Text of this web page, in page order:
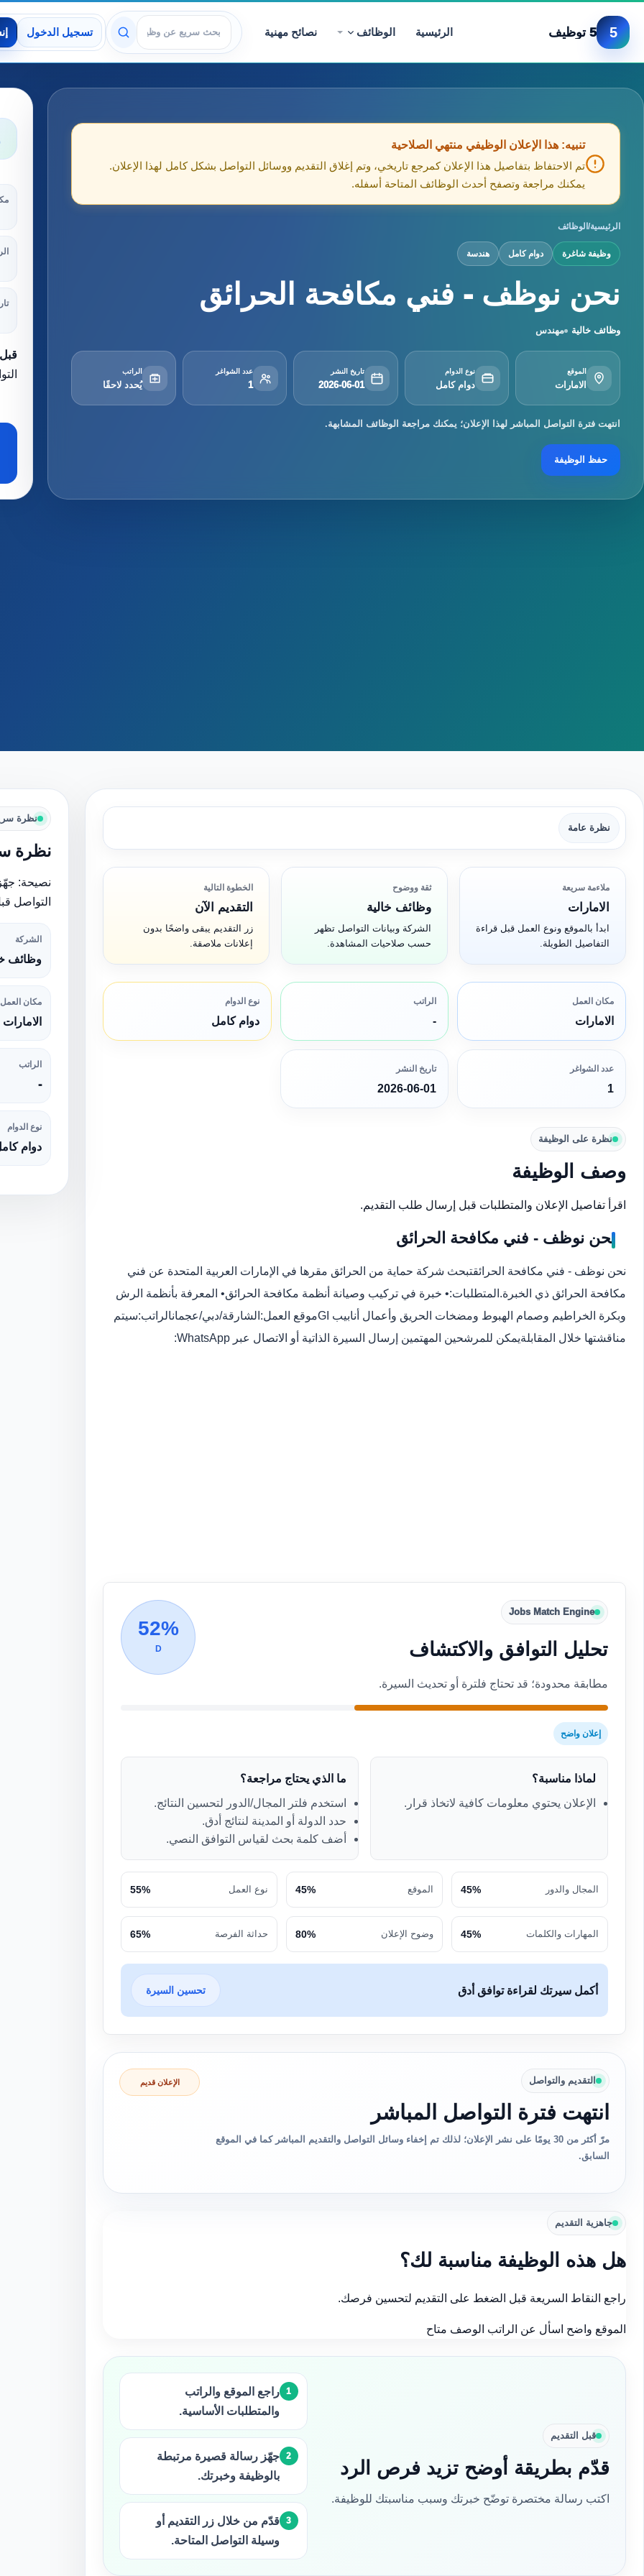
5 5 توظيف الرئيسية الوظائف نصائح مهنية
عرض الوظائف
تسجيل الدخول
تنبيه: هذا الإعلان الوظيفي منتهي الصلاحية
تم الاحتفاظ بتفاصيل هذا الإعلان كمرجع تاريخي، وتم إغلاق التقديم ووسائل التواصل بشكل كامل لهذا الإعلان.
يمكنك مراجعة وتصفح أحدث الوظائف المتاحة أسفله.
الرئيسية/ الوظائف
وظيفة شاغرة دوام كامل هندسة
نحن نوظف - فني مكافحة الحرائق
وظائف خالية مهندس
الموقع
الامارات
نوع الدوام
دوام كامل
تاريخ النشر
2026-06-01
عدد الشواغر
1
الراتب
يُحدد لاحقًا
انتهت فترة التواصل المباشر لهذا الإعلان؛ يمكنك مراجعة الوظائف المشابهة.
حفظ الوظيفة
نظرة عامة
ملاءمة سريعة
الامارات
ابدأ بالموقع ونوع العمل قبل قراءة
التفاصيل الطويلة.
ثقة ووضوح
وظائف خالية
الشركة وبيانات التواصل تظهر
حسب صلاحيات المشاهدة.
الخطوة التالية
التقديم الآن
زر التقديم يبقى واضحًا بدون
إعلانات ملاصقة.
مكان العمل
الامارات
الراتب
-
نوع الدوام
دوام كامل
عدد الشواغر
1
تاريخ النشر
2026-06-01
نظرة على الوظيفة
وصف الوظيفة
اقرأ تفاصيل الإعلان والمتطلبات قبل إرسال طلب التقديم.
نحن نوظف - فني مكافحة الحرائق
نحن نوظف - فني مكافحة الحرائقتبحث شركة حماية من الحرائق مقرها في الإمارات العربية المتحدة عن فني
مكافحة الحرائق ذي الخبرة.المتطلبات:• خبرة في تركيب وصيانة أنظمة مكافحة الحرائق• المعرفة بأنظمة الرش
وبكرة الخراطيم وصمام الهبوط ومضخات الحريق وأعمال أنابيب GIموقع العمل:الشارقة/دبي/عجمانالراتب:سيتم
مناقشتها خلال المقابلةيمكن للمرشحين المهتمين إرسال السيرة الذاتية أو الاتصال عبر WhatsApp:
Jobs Match Engine
تحليل التوافق والاكتشاف
مطابقة محدودة؛ قد تحتاج فلترة أو تحديث السيرة.
52%
D
إعلان واضح
لماذا مناسبة؟
الإعلان يحتوي معلومات كافية لاتخاذ قرار.
ما الذي يحتاج مراجعة؟
استخدم فلتر المجال/الدور لتحسين النتائج.
حدد الدولة أو المدينة لنتائج أدق.
أضف كلمة بحث لقياس التوافق النصي.
المجال والدور 45% الموقع 45% نوع العمل 55%
المهارات والكلمات 45% وضوح الإعلان 80% حداثة الفرصة 65%
أكمل سيرتك لقراءة توافق أدق تحسين السيرة
التقديم والتواصل
انتهت فترة التواصل المباشر
مرّ أكثر من 30 يومًا على نشر الإعلان؛ لذلك تم إخفاء وسائل التواصل والتقديم المباشر كما في الموقع
السابق.
الإعلان قديم
جاهزية التقديم
هل هذه الوظيفة مناسبة لك؟
راجع النقاط السريعة قبل الضغط على التقديم لتحسين فرصك.
الموقع واضح اسأل عن الراتب الوصف متاح
قبل التقديم
قدّم بطريقة أوضح تزيد فرص الرد
اكتب رسالة مختصرة توضّح خبرتك وسبب مناسبتك للوظيفة.
راجع الموقع والراتب
والمتطلبات الأساسية.
جهّز رسالة قصيرة مرتبطة
بالوظيفة وخبرتك.
قدّم من خلال زر التقديم أو
وسيلة التواصل المتاحة.
نظرة
نظرة
نصيحة:
التواصل
الشركة
وظائف
مكان العمل
الامارات
الراتب
-
نوع الدوام
دوام